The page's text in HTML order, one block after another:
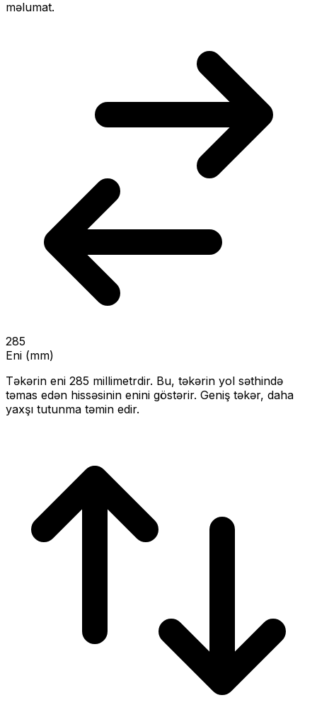
məlumat.
285
Eni (mm)
Təkərin eni 285 millimetrdir. Bu, təkərin yol səthində
təmas edən hissəsinin enini göstərir. Geniş təkər, daha
yaxşı tutunma təmin edir.